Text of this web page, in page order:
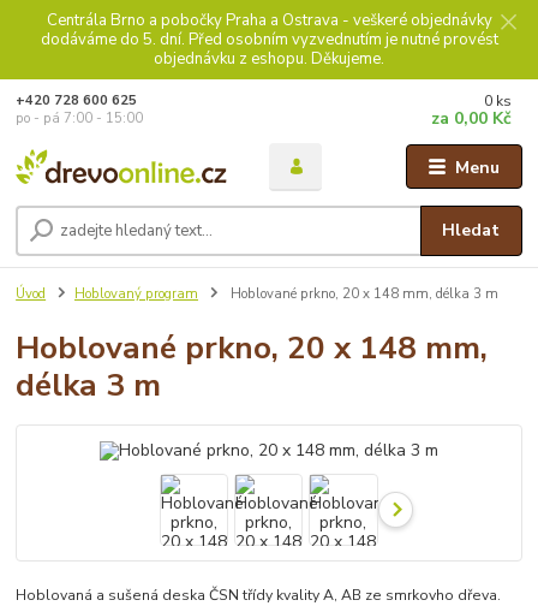
Centrála Brno a pobočky Praha a Ostrava - veškeré objednávky
dodáváme do 5. dní. Před osobním vyzvednutím je nutné provést
objednávku z eshopu. Děkujeme.
Menu
Hledat
+420 728 600 625
po - pá 7:00 - 15:00
0 ks
za 0,00 Kč
Úvod Hoblovaný program Hoblované prkno, 20 x 148 mm, délka 3 m
Hoblované prkno, 20 x 148 mm,
délka 3 m
Hoblovaná a sušená deska ČSN třídy kvality A, AB ze smrkovho dřeva.